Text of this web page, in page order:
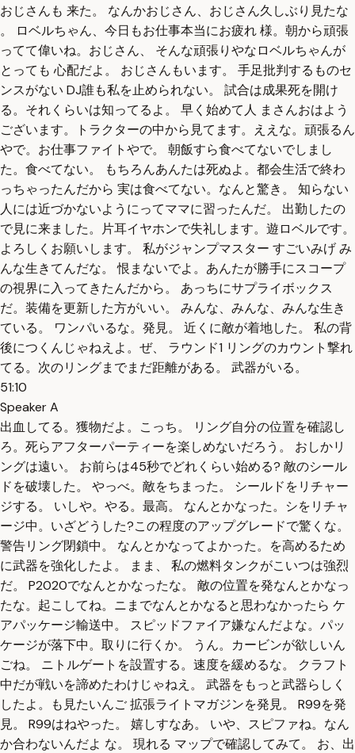
おじさんも 来た。 なんかおじさん、おじさん久しぶり見たな
。 ロベルちゃん、今日もお仕事本当にお疲れ 様。朝から頑張
ってて偉いね。おじさん、 そんな頑張りやなロベルちゃんが
とっても 心配だよ。 おじさんもいます。 手足批判するものセ
ンスがない DJ誰も私を止められない。 試合は成果死を開け
る。それくらいは知ってるよ。 早く始めて人 まさんおはよう
ございます。トラクターの中から見てます。ええな。頑張るん
やで。お仕事ファイトやで。 朝飯すら食べてないでしまし
た。食べてない。 もちろんあんたは死ぬよ。都会生活で終わ
っちゃったんだから 実は食べてない。なんと驚き。 知らない
人には近づかないようにってママに習ったんだ。 出勤したの
で見に来ました。片耳イヤホンで失礼します。遊ロベルです。
よろしくお願いします。 私がジャンプマスター すごいみげ み
んな生きてんだな。 恨まないでよ。あんたが勝手にスコープ
の視界に入ってきたんだから。 あっちにサプライボックス
だ。装備を更新した方がいい。 みんな、みんな、みんな生き
ている。 ワンパいるな。発見。 近くに敵が着地した。 私の背
後につくんじゃねえよ。ぜ、 ラウンド1 リングのカウント撃れ
てる。次のリングまでまだ距離がある。 武器がいる。
51:10
Speaker A
出血してる。獲物だよ。こっち。 リング自分の位置を確認し
ろ。死らアフターパーティーを楽しめないだろう。 おしかリ
ングは遠い。 お前らは45秒でどれくらい始める? 敵のシール
ドを破壊した。 やっべ。敵をちまった。 シールドをリチャー
ジする。 いしや。やる。最高。 なんとかなった。シをリチャ
ージ中。いざどうした?この程度のアップグレードで驚くな。
警告リング閉鎖中。 なんとかなってよかった。を高めるため
に武器を強化したよ。 まま、 私の燃料タンクがこいつは強烈
だ。 P2020でなんとかなったな。 敵の位置を発なんとかなっ
たな。起こしてね。ニまでなんとかなると思わなかったら ケ
アパッケージ輸送中。 スピッドファイア嫌なんだよな。パッ
ケージが落下中。取りに行くか。 うん。カービンが欲しいん
ごね。 ニトルゲートを設置する。速度を緩めるな。 クラフト
中だが戦いを諦めたわけじゃねえ。 武器をもっと武器らしく
したよ。も見たいんご 拡張ライトマガジンを発見。 R99を発
見。 R99はねやった。 嬉しすなあ。 いや、スピファね。なん
か合わないんだよ な。 現れる マップで確認してみて。 お、出